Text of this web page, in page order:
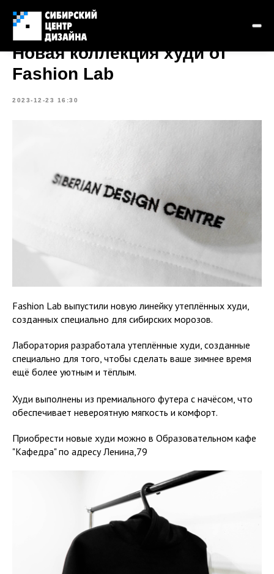
Новая коллекция худи от
Fashion Lab
2023-12-23 16:30
Fashion Lab выпустили новую линейку утеплённых худи,
созданных специально для сибирских морозов.
Лаборатория разработала утеплённые худи, созданные
специально для того, чтобы сделать ваше зимнее время
ещё более уютным и тёплым.
Худи выполнены из премиального футера с начёсом, что
обеспечивает невероятную мягкость и комфорт.
Приобрести новые худи можно в Образовательном кафе
"Кафедра" по адресу Ленина,79